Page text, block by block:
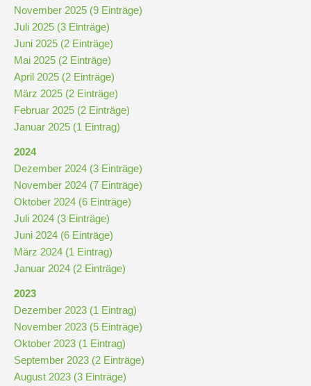
November 2025 (9 Einträge)
Juli 2025 (3 Einträge)
Juni 2025 (2 Einträge)
Mai 2025 (2 Einträge)
April 2025 (2 Einträge)
März 2025 (2 Einträge)
Februar 2025 (2 Einträge)
Januar 2025 (1 Eintrag)
2024
Dezember 2024 (3 Einträge)
November 2024 (7 Einträge)
Oktober 2024 (6 Einträge)
Juli 2024 (3 Einträge)
Juni 2024 (6 Einträge)
März 2024 (1 Eintrag)
Januar 2024 (2 Einträge)
2023
Dezember 2023 (1 Eintrag)
November 2023 (5 Einträge)
Oktober 2023 (1 Eintrag)
September 2023 (2 Einträge)
August 2023 (3 Einträge)